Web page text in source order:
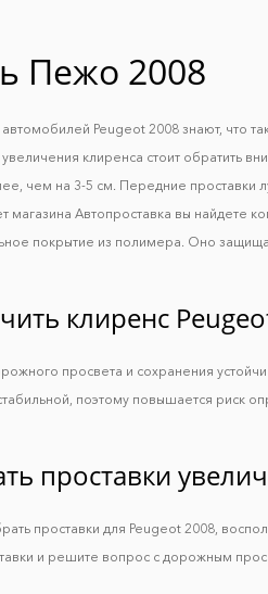
Пежо 2008
Peugeot 2008 знают, что
клиренса стоит обратить
чем на 3-5 см. Передние проставки
магазина Автопроставка вы
покрытие из полимера. Оно
клиренс
просвета и сохранения
поэтому повышается риск
проставки
проставки для Peugeot 2008,
и решите вопрос с дорожным